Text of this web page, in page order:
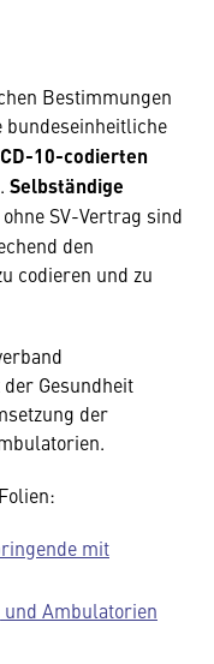
Bestimmungen
bundeseinheitliche
10-codierten
Selbständige
SV-Vertrag sind
den
codieren und zu
Gesundheit
der
mit
Ambulatorien
externen
wir allerdings